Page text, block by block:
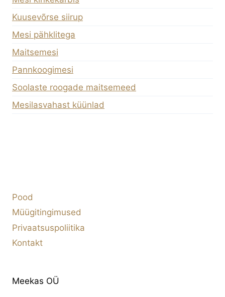
Kuusevõrse siirup
Mesi pähklitega
Maitsemesi
Pannkoogimesi
Soolaste roogade maitsemeed
Mesilasvahast küünlad
Pood
Müügitingimused
Privaatsuspoliitika
Kontakt
Meekas OÜ